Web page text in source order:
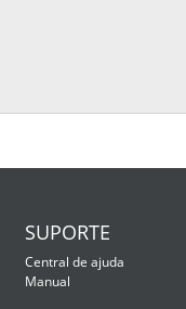
SUPORTE
Central de ajuda
Manual